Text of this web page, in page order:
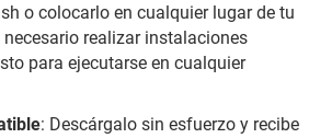
o colocarlo en cualquier lugar de tu
realizar instalaciones
para ejecutarse en cualquier
: Descárgalo sin esfuerzo y recibe